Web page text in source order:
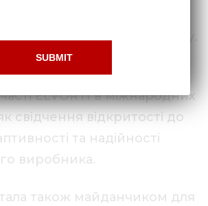
бізнесу бути частиною
економічного простору.
привернув сам факт
ELVORTI в міжнародних
свідчення відкритості до
та надійності
виробника.
також майданчиком для